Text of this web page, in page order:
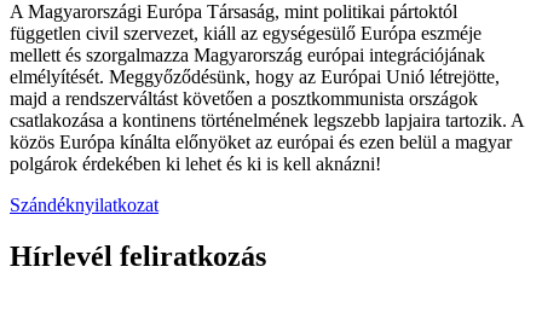
A Magyarországi Európa Társaság, mint politikai pártoktól
független civil szervezet, kiáll az egységesülő Európa eszméje
mellett és szorgalmazza Magyarország európai integrációjának
elmélyítését. Meggyőződésünk, hogy az Európai Unió létrejötte,
majd a rendszerváltást követően a posztkommunista országok
csatlakozása a kontinens történelmének legszebb lapjaira tartozik. A
közös Európa kínálta előnyöket az európai és ezen belül a magyar
polgárok érdekében ki lehet és ki is kell aknázni!
Szándéknyilatkozat
Hírlevél feliratkozás